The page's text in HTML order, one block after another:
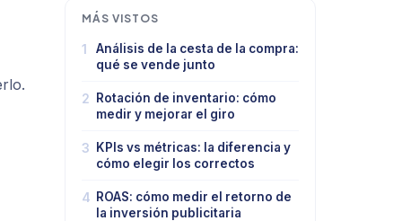
MÁS VISTOS
1
Análisis de la cesta de la compra:
qué se vende junto
2
Rotación de inventario: cómo
medir y mejorar el giro
3
KPIs vs métricas: la diferencia y
cómo elegir los correctos
4 ROAS: cómo medir el retorno de
la inversión publicitaria